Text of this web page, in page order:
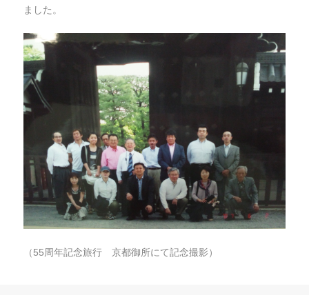
ました。
（55周年記念旅行 京都御所にて記念撮影）